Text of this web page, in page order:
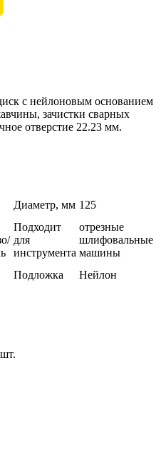
с нейлоновым основанием
зачистки сварных
отверстие 22.23 мм.
Диаметр, мм 125
Подходит
для
инструмента
отрезные
шлифовальные
машины
Подложка Нейлон